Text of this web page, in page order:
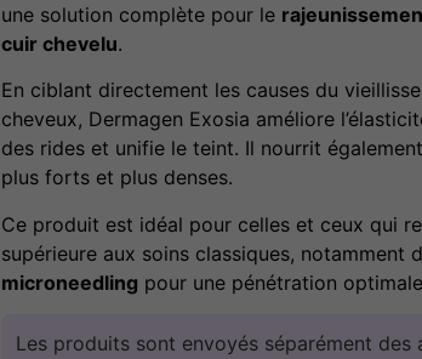
une solution complète pour le
cuir chevelu.
En ciblant directement les causes du
cheveux, Dermagen Exosia améliore
des rides et unifie le teint. Il nourrit
plus forts et plus denses.
Ce produit est idéal pour celles et ceux qui
supérieure aux soins classiques, notamment
microneedling pour une pénétration
Les produits sont envoyés séparément